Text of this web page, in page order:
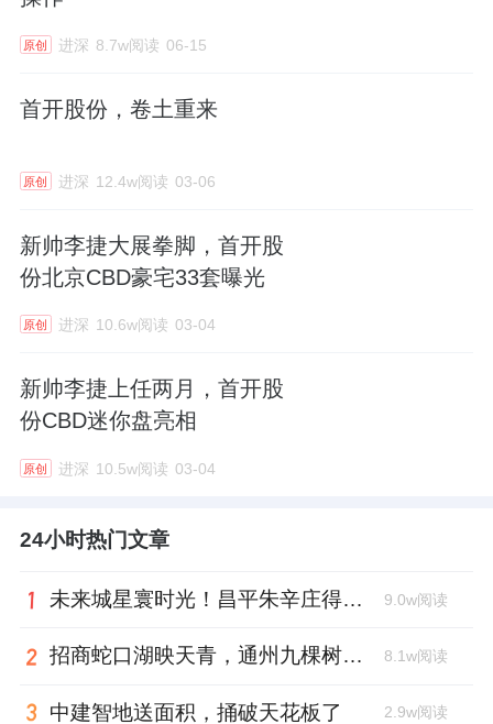
原创 进深 8.7w阅读 06-15
首开股份，卷土重来
原创 进深 12.4w阅读 03-06
新帅李捷大展拳脚，首开股
份北京CBD豪宅33套曝光
原创 进深 10.6w阅读 03-04
新帅李捷上任两月，首开股
份CBD迷你盘亮相
原创 进深 10.5w阅读 03-04
24小时热门文章
未来城星寰时光！昌平朱辛庄得房率天花板 9.0w阅读
招商蛇口湖映天青，通州九棵树首座宋韵新盘亮相 8.1w阅读
中建智地送面积，捅破天花板了 2.9w阅读